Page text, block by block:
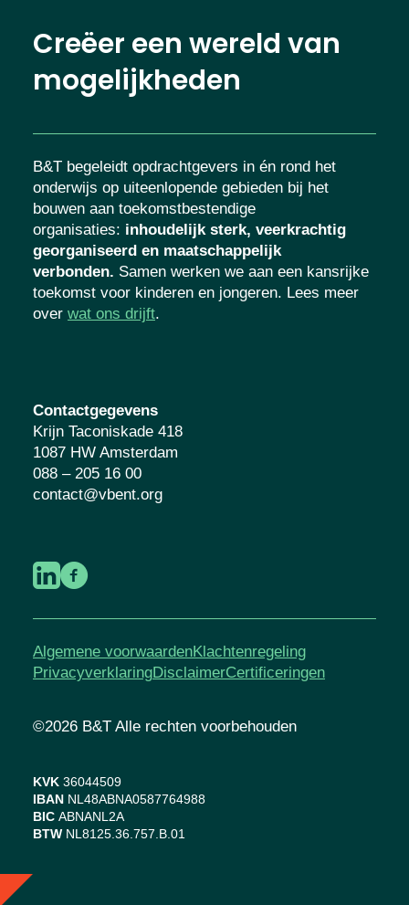
Creëer een wereld van
mogelijkheden
B&T begeleidt opdrachtgevers in én rond het
onderwijs op uiteenlopende gebieden bij het
bouwen aan toekomstbestendige
organisaties: inhoudelijk sterk, veerkrachtig
georganiseerd en maatschappelijk
verbonden. Samen werken we aan een kansrijke
toekomst voor kinderen en jongeren. Lees meer
over wat ons drijft.
Contactgegevens
Krijn Taconiskade 418
1087 HW Amsterdam
088 – 205 16 00
contact@vbent.org
Algemene voorwaardenKlachtenregeling
PrivacyverklaringDisclaimerCertificeringen
©2026 B&T Alle rechten voorbehouden
KVK 36044509
IBAN NL48ABNA0587764988
BIC ABNANL2A
BTW NL8125.36.757.B.01